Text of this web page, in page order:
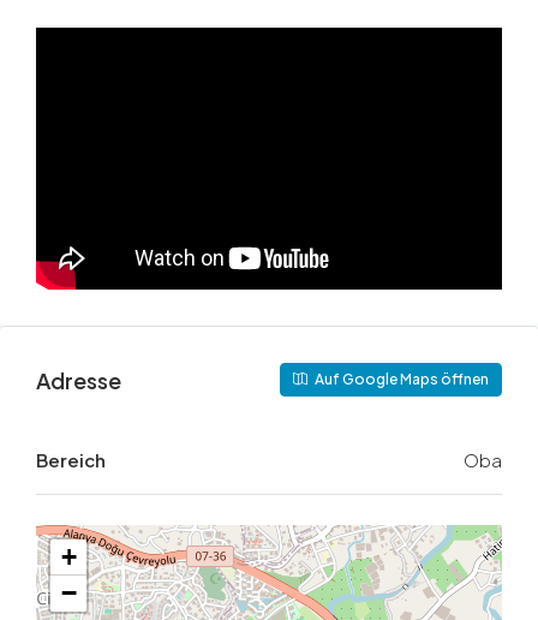
Adresse Auf Google Maps öffnen
Bereich Oba
+
−